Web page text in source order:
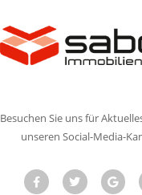
Besuchen Sie uns für
unseren Social-Media-